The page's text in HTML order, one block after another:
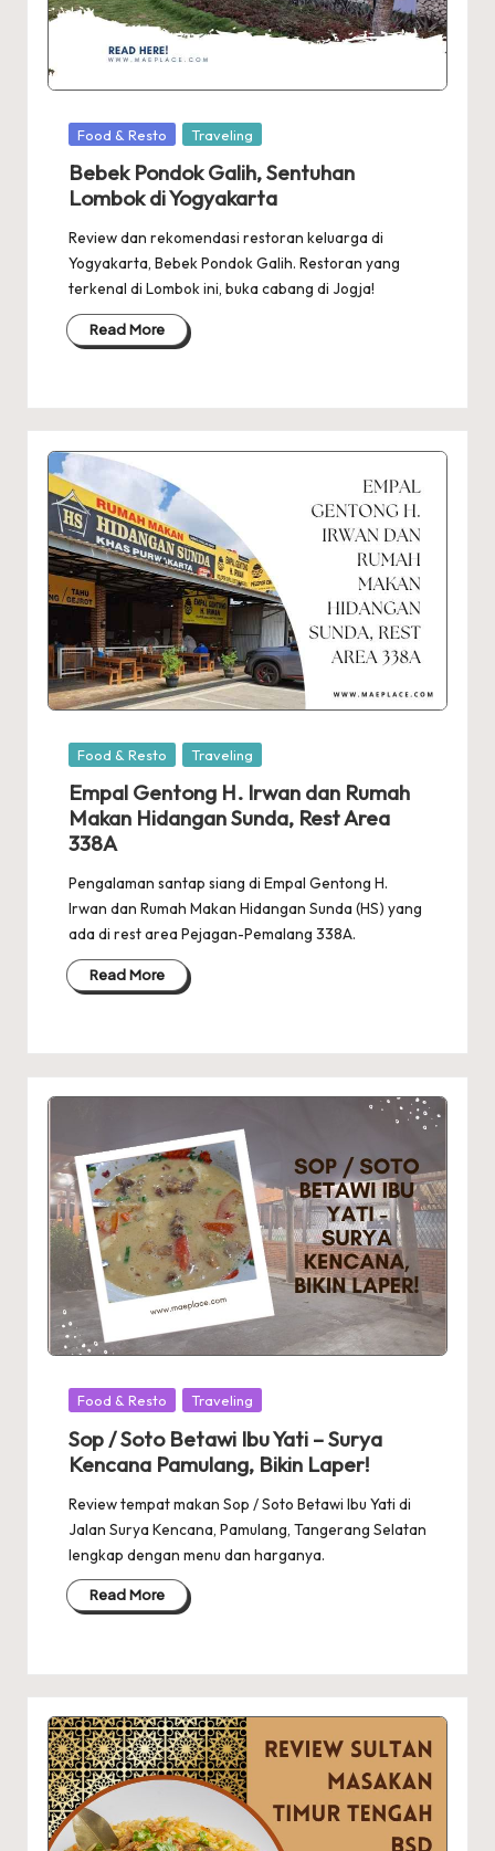
Posted
Food & Resto Traveling
Bebek Pondok Galih, Sentuhan
Lombok di Yogyakarta
Review dan rekomendasi restoran keluarga di
Yogyakarta, Bebek Pondok Galih. Restoran yang
terkenal di Lombok ini, buka cabang di Jogja!
Read More
Posted
Food & Resto Traveling
Empal Gentong H. Irwan dan Rumah
Makan Hidangan Sunda, Rest Area
338A
Pengalaman santap siang di Empal Gentong H.
Irwan dan Rumah Makan Hidangan Sunda (HS) yang
ada di rest area Pejagan-Pemalang 338A.
Read More
Posted
Food & Resto Traveling
Sop / Soto Betawi Ibu Yati – Surya
Kencana Pamulang, Bikin Laper!
Review tempat makan Sop / Soto Betawi Ibu Yati di
Jalan Surya Kencana, Pamulang, Tangerang Selatan
lengkap dengan menu dan harganya.
Read More